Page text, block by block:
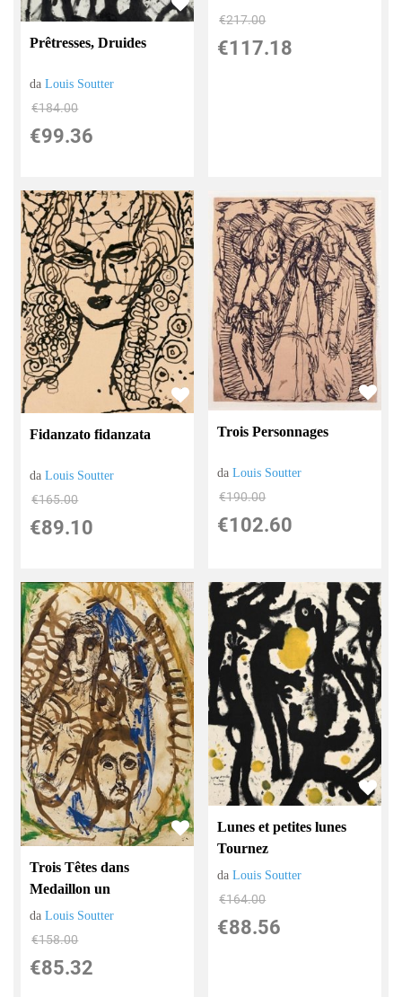
Prêtresses, Druides
daLouis Soutter
€184.00
€99.36
€217.00
€117.18
Fidanzato fidanzata
daLouis Soutter
€165.00
€89.10
Trois Personnages
daLouis Soutter
€190.00
€102.60
Trois Têtes dans
Medaillon un
daLouis Soutter
€158.00
€85.32
Lunes et petites lunes
Tournez
daLouis Soutter
€164.00
€88.56